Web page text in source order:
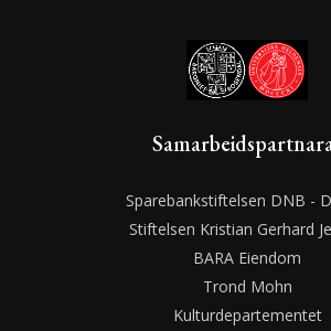
Sparebankstiftelsen DNB -
Stiftelsen Kristian Gerhard
BARA Eiendom
Trond Mohn
Kulturdepartementet